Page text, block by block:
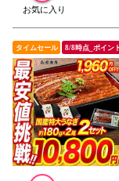
タイムセール 8/8時点_ポイン